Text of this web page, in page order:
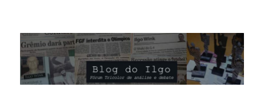
Blog do Ilgo Wink